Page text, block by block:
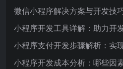
微信小程序解决方案与开发技
小程序开发工具详解：助力开
小程序支付开发步骤解析：实
小程序开发成本分析：哪些因